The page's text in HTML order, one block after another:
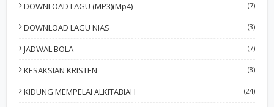
DOWNLOAD LAGU (MP3)(Mp4) (7)
DOWNLOAD LAGU NIAS (3)
JADWAL BOLA (7)
KESAKSIAN KRISTEN (8)
KIDUNG MEMPELAI ALKITABIAH (24)